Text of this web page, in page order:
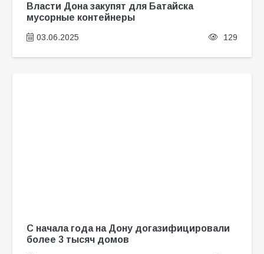
Власти Дона закупят для Батайска
мусорные контейнеры
03.06.2025 129
С начала года на Дону догазифицировали
более 3 тысяч домов